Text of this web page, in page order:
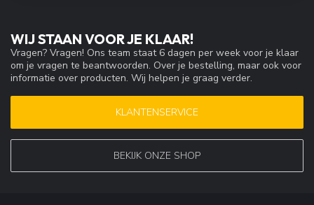
WIJ STAAN VOOR JE KLAAR!
Vragen? Vragen! Ons team staat 6 dagen per week voor je klaar
om je vragen te beantwoorden. Over je bestelling, maar ook voor
informatie over producten. Wij helpen je graag verder.
KLANTENSERVICE
BEKIJK ONZE SHOP